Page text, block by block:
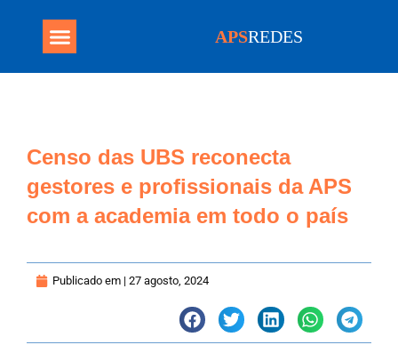
APSREDES
Censo das UBS reconecta
gestores e profissionais da APS
com a academia em todo o país
Publicado em | 27 agosto, 2024